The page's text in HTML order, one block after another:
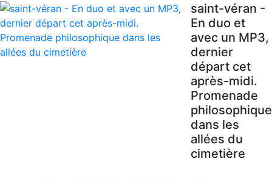
saint-véran -
En duo et
avec un MP3,
dernier
départ cet
après-midi.
Promenade
philosophique
dans les
allées du
cimetière